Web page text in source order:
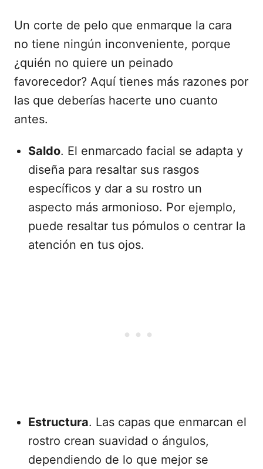
Un corte de pelo que enmarque la cara
no tiene ningún inconveniente, porque
¿quién no quiere un peinado
favorecedor? Aquí tienes más razones por
las que deberías hacerte uno cuanto
antes.
Saldo. El enmarcado facial se adapta y
diseña para resaltar sus rasgos
específicos y dar a su rostro un
aspecto más armonioso. Por ejemplo,
puede resaltar tus pómulos o centrar la
atención en tus ojos.
Estructura. Las capas que enmarcan el
rostro crean suavidad o ángulos,
dependiendo de lo que mejor se